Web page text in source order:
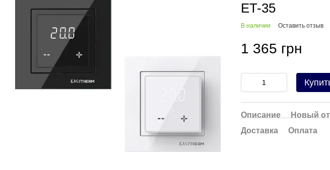
ET-35
В наличии Оставить отзыв
1 365 грн
Описание
Новый
Доставка
Оплата